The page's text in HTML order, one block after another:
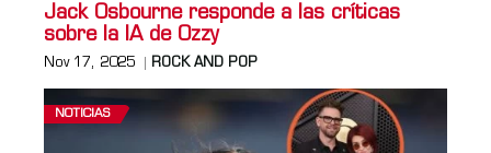
Jack Osbourne responde a las críticas
sobre la IA de Ozzy
Nov 17, 2025 ROCK AND POP
NOTICIAS